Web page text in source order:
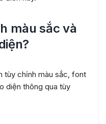
màu sắc và
tùy chỉnh màu sắc, font
diện thông qua tùy